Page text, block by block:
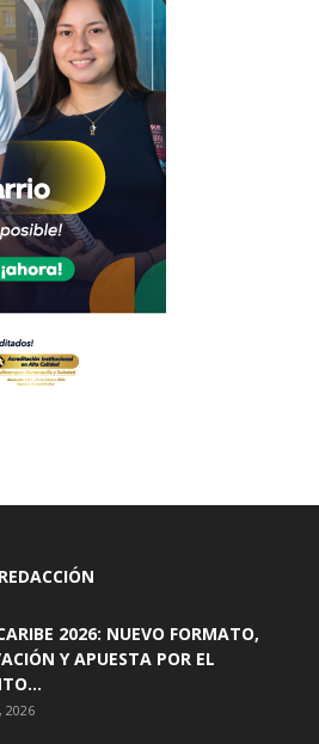
2026: NUEVO FORMATO,
Y APUESTA POR EL
2026